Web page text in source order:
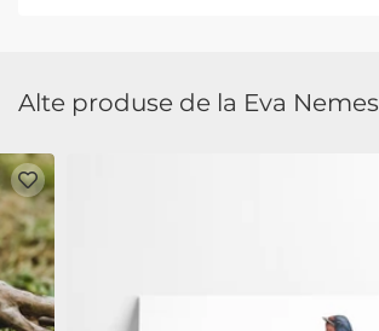
Alte produse de la Eva Nemes